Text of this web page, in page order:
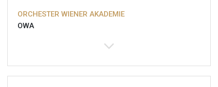
ORCHESTER WIENER AKADEMIE
OWA